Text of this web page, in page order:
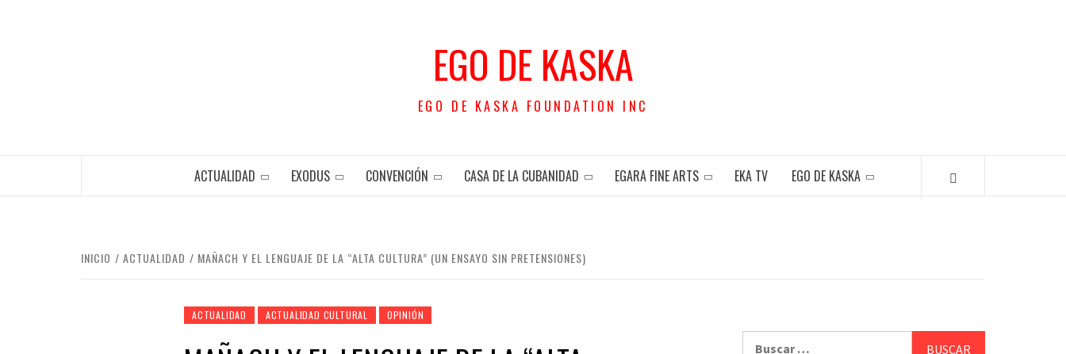
EGO DE KASKA
EGO DE KASKA FOUNDATION INC
ACTUALIDAD EXODUS CONVENCIÓN CASA DE LA CUBANIDAD EGARA FINE ARTS EKA TV EGO DE KASKA
INICIO ACTUALIDAD MAÑACH Y EL LENGUAJE DE LA “ALTA CULTURA” (UN ENSAYO SIN PRETENSIONES)
ACTUALIDAD ACTUALIDAD CULTURAL OPINIÓN